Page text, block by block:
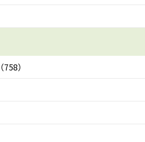
（758）